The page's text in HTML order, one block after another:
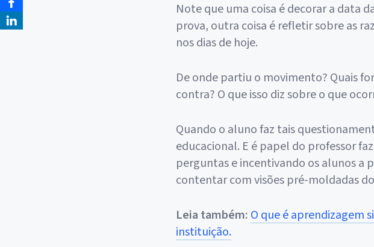
Note que uma coisa é decorar a data
prova, outra coisa é refletir sobre as
nos dias de hoje.
De onde partiu o movimento? Quais
contra? O que isso diz sobre o que
Quando o aluno faz tais
educacional. E é papel do professor
perguntas e incentivando os alunos a
contentar com visões pré-moldadas
Leia também: O que é aprendizagem
instituição.